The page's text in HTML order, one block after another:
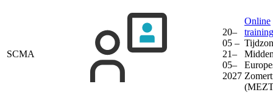
SCMA
20–
05 –
21–
05–
2027
Online
training